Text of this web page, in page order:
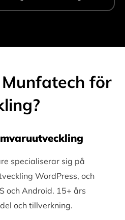
för
specialiserar sig på
WordPress, och
och Android. 15+ års
och tillverkning.